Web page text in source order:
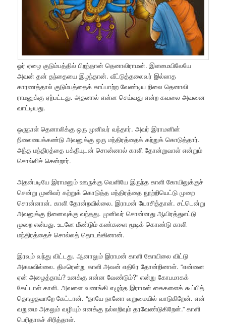
ஓர் ஏழை குடும்பத்தில் பிறந்தான் தெனாலிராமன். இளமையிலேயே
அவன் தன் தந்தையை இழந்தான். வீட்டுத்தலைவர் இல்லாத
காரணத்தால் குடும்பத்தைக் காப்பாற்ற வேண்டிய நிலை தெனாலி
ராமனுக்கு ஏற்பட்டது. அதனால் என்ன செய்வது என்ற கவலை அவனை
வாட்டியது.
ஒருநாள் தெனாலிக்கு ஒரு முனிவர் வந்தார். அவர் இராமனின்
நிலையைக்கண்டு அவனுக்கு ஒரு மந்திரத்தைக் கற்றுக் கொடுத்தார்.
அந்த மந்திரத்தை பக்தியுடன் சொன்னால் காளி தோன்றுவாள் என்றும்
சொல்லிச் சென்றார்.
அதன்படியே இராமனும் ஊருக்கு வெளியே இருந்த காளி கோயிலுக்குச்
சென்று முனிவர் கற்றுக் கொடுத்த மந்திரத்தை நூற்றியெட்டு முறை
சொன்னான். காளி தோன்றவில்லை. இராமன் யோசித்தான். சட்டென்று
அவனுக்கு நினைவுக்கு வந்தது. முனிவர் சொன்னது ஆயிரத்துஎட்டு
முறை என்பது. உடனே மீண்டும் கண்களை மூடிக் கொண்டு காளி
மந்திரத்தைச் சொல்லத் தொடங்கினான்.
இரவும் வந்து விட்டது. ஆனாலும் இராமன் காளி கோயிலை விட்டு
அகலவில்லை. திடீரென்று காளி அவன் எதிரே தோன்றினாள். “என்னை
ஏன் அழைத்தாய்? உனக்கு என்ன வேண்டும்?” என்று கோபமாகக்
கேட்டாள் காளி. அவளை வணங்கி எழுந்த இராமன் கைகளைக் கூப்பித்
தொழுதவாறே கேட்டான். “தாயே நானோ வறுமையில் வாடுகிறேன். என்
வறுமை அகலும் வழியும் எனக்கு நல்லறிவும் தரவேண்டுகிறேன்.” காளி
பெரிதாகச் சிரித்தாள்.